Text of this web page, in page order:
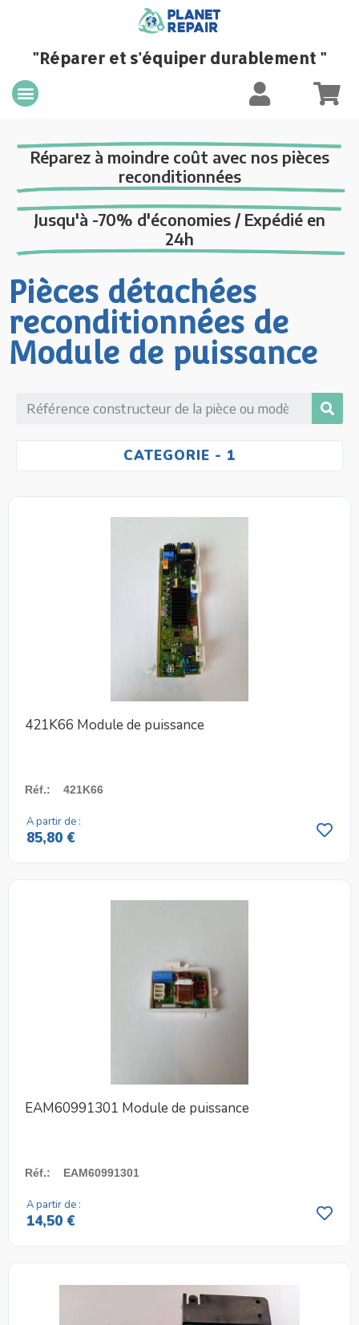
"Réparer et s'équiper durablement "
Réparez à moindre coût avec nos pièces
reconditionnées
Jusqu'à -70% d'économies / Expédié en
24h
Pièces détachées
reconditionnées de
Module de puissance
CATEGORIE - 1
421K66 Module de puissance
Réf.: 421K66
A partir de :
85,80 €
EAM60991301 Module de puissance
Réf.: EAM60991301
A partir de :
14,50 €